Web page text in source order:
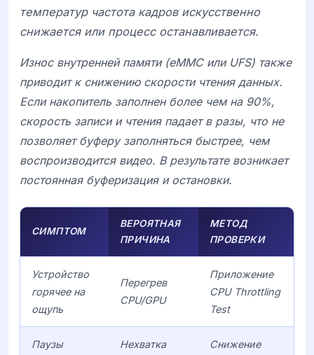
температур частота кадров искусственно
снижается или процесс останавливается.
Износ внутренней памяти (eMMCили UFS) также
приводит к снижению скорости чтения данных.
Если накопитель заполнен более чем на 90%,
скорость записи и чтения падает в разы, что не
позволяет буферу заполняться быстрее, чем
воспроизводится видео. В результате возникает
постоянная буферизация и остановки.
СИМПТОМ
ВЕРОЯТНАЯ
ПРИЧИНА
МЕТОД
ПРОВЕРКИ
Устройство
горячее на
ощупь
Перегрев
CPU/GPU
Приложение
CPU Throttling
Test
Паузы Нехватка Снижение